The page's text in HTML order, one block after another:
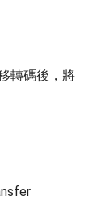
轉碼後，將